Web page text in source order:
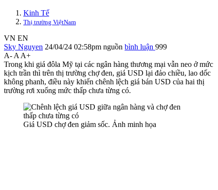
Kinh Tế
Thị trường ViệtNam
VN EN
Sky Nguyen 24/04/24 02:58pm nguồn bình luận 999
A- A A+
Trong khi giá đôla Mỹ tại các ngân hàng thương mại vẫn neo ở mức
kịch trần thì trên thị trường chợ đen, giá USD lại đảo chiều, lao dốc
không phanh, điều này khiến chênh lệch giá bán USD của hai thị
trường rơi xuống mức thấp chưa từng có.
Giá USD chợ đen giảm sốc. Ảnh minh họa